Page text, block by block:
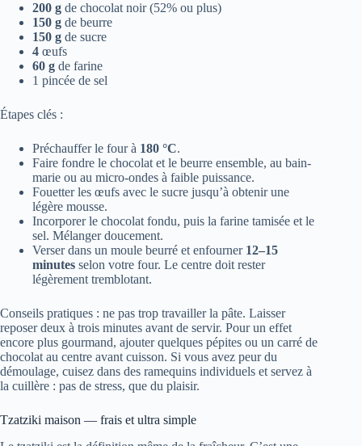
200 g de chocolat noir (52% ou plus)
150 g de beurre
150 g de sucre
4 œufs
60 g de farine
1 pincée de sel
Étapes clés :
Préchauffer le four à 180 °C.
Faire fondre le chocolat et le beurre ensemble, au bain-
marie ou au micro-ondes à faible puissance.
Fouetter les œufs avec le sucre jusqu’à obtenir une
légère mousse.
Incorporer le chocolat fondu, puis la farine tamisée et le
sel. Mélanger doucement.
Verser dans un moule beurré et enfourner 12–15
minutes selon votre four. Le centre doit rester
légèrement tremblotant.
Conseils pratiques : ne pas trop travailler la pâte. Laisser
reposer deux à trois minutes avant de servir. Pour un effet
encore plus gourmand, ajouter quelques pépites ou un carré de
chocolat au centre avant cuisson. Si vous avez peur du
démoulage, cuisez dans des ramequins individuels et servez à
la cuillère : pas de stress, que du plaisir.
Tzatziki maison — frais et ultra simple